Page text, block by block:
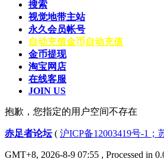
搜索
视觉地带主站
永久会员帐号
自动充值金币自动充值
金币提现
淘宝网店
在线客服
JOIN US
抱歉，您指定的用户空间不存在
赤足者论坛( 沪ICP备12003419号-1；
GMT+8, 2026-8-9 07:55 , Processed in